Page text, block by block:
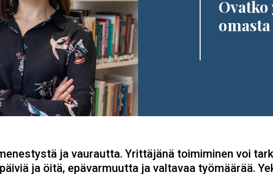
ja vaurautta. Yrittäjänä toimiminen voi
ja öitä, epävarmuutta ja valtavaa työmäärää.